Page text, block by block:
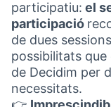
participatiu: el
participació
de dues
possibilitats
de Decidim per
necessitats.